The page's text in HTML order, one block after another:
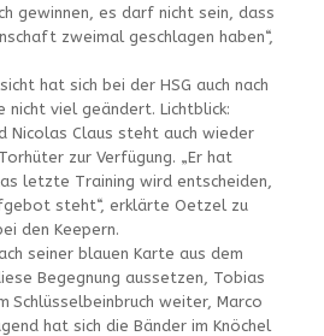
gewinnen, es darf nicht sein, dass
zweimal geschlagen haben“,
hat sich bei der HSG auch nach
nicht viel geändert. Lichtblick:
Nicolas Claus steht auch wieder
zur Verfügung. „Er hat
letzte Training wird entscheiden,
steht“, erklärte Oetzel zu
den Keepern.
seiner blauen Karte aus dem
Begegnung aussetzen, Tobias
Schlüsselbeinbruch weiter, Marco
hat sich die Bänder im Knöchel